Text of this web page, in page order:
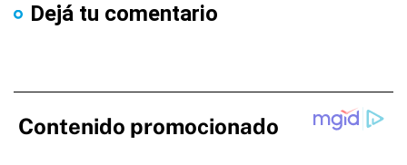
Dejá tu comentario